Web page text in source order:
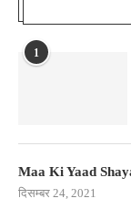
1
Maa Ki Yaad
दिसम्बर 24, 2021